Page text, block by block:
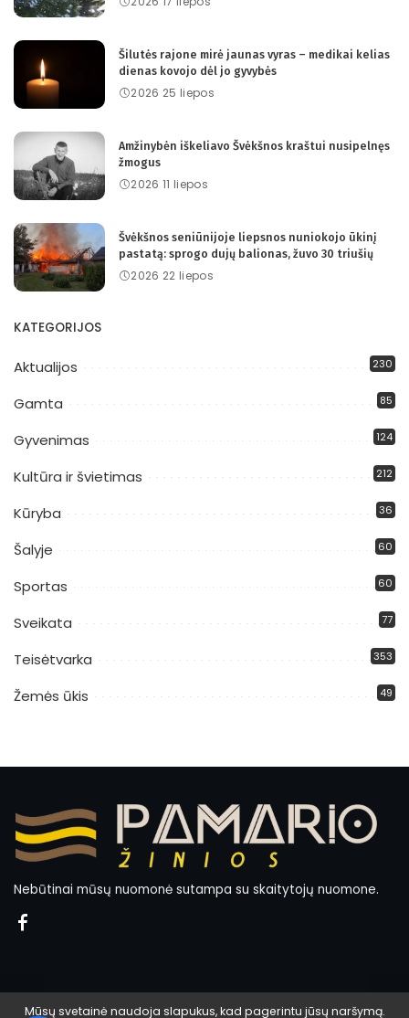
Šilutės rajone mirė jaunas vyras – medikai kelias
dienas kovojo dėl jo gyvybės
2026 25 liepos
Amžinybėn iškeliavo Švėkšnos kraštui nusipelnęs
žmogus
2026 11 liepos
Švėkšnos seniūnijoje liepsnos nuniokojo ūkinį
pastatą: sprogo dujų balionas, žuvo 30 triušių
2026 22 liepos
KATEGORIJOS
Aktualijos 230
Gamta 85
Gyvenimas 124
Kultūra ir švietimas 212
Kūryba 36
Šalyje 60
Sportas 60
Sveikata 77
Teisėtvarka 353
Žemės ūkis 49
Nebūtinai mūsų nuomonė sutampa su skaitytojų nuomone.
Mūsų svetainė naudoja slapukus, kad pagerintu jūsų naršymą.